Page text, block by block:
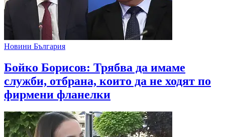
Новини България
Бойко Борисов: Трябва да имаме
служби, отбрана, които да не ходят по
фирмени фланелки